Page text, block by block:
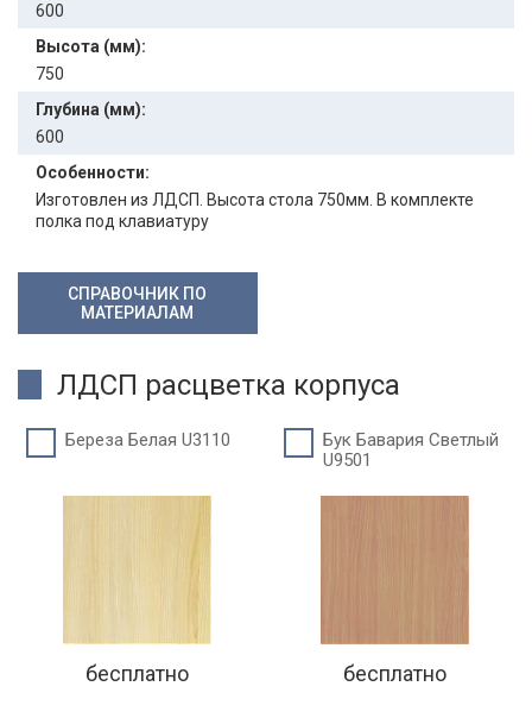
600
Высота (мм):
750
Глубина (мм):
600
Особенности:
Изготовлен из ЛДСП. Высота стола 750мм. В комплекте
полка под клавиатуру
СПРАВОЧНИК ПО
МАТЕРИАЛАМ
ЛДСП расцветка корпуса
Береза Белая U3110
бесплатно
Бук Бавария Светлый
U9501
бесплатно